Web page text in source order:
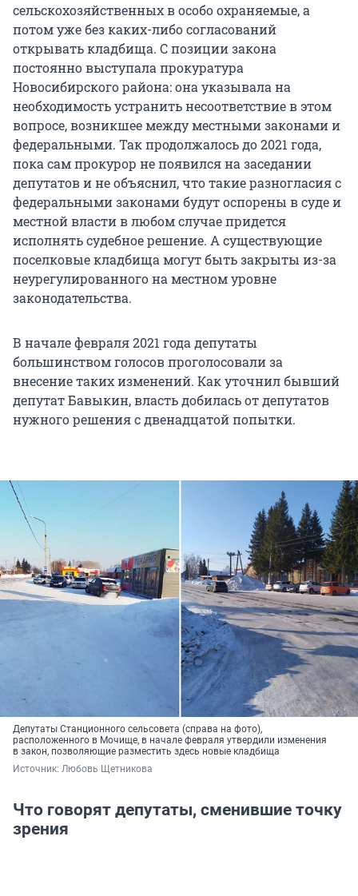
сельскохозяйственных в особо охраняемые, а
потом уже без каких-либо согласований
открывать кладбища. С позиции закона
постоянно выступала прокуратура
Новосибирского района: она указывала на
необходимость устранить несоответствие в этом
вопросе, возникшее между местными законами и
федеральными. Так продолжалось до 2021 года,
пока сам прокурор не появился на заседании
депутатов и не объяснил, что такие разногласия с
федеральными законами будут оспорены в суде и
местной власти в любом случае придется
исполнять судебное решение. А существующие
поселковые кладбища могут быть закрыты из-за
неурегулированного на местном уровне
законодательства.
В начале февраля 2021 года депутаты
большинством голосов проголосовали за
внесение таких изменений. Как уточнил бывший
депутат Бавыкин, власть добилась от депутатов
нужного решения с двенадцатой попытки.
Депутаты Станционного сельсовета (справа на фото),
расположенного в Мочище, в начале февраля утвердили изменения
в закон, позволяющие разместить здесь новые кладбища
Источник: Любовь Щетникова
Что говорят депутаты, сменившие точку
зрения